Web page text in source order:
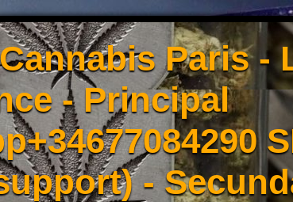
Paris -
- Principal
-